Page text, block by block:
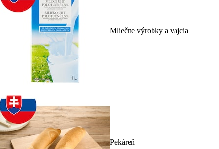
Mliečne výrobky a vajcia
Pekáreň